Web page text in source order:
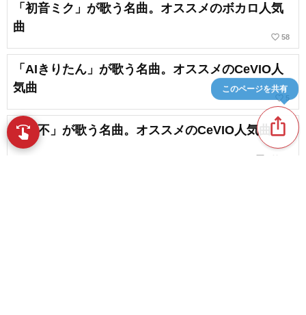
「初音ミク」が歌う名曲。オススメのボカロ人気
曲
favorite_border 58
「AIきりたん」が歌う名曲。オススメのCeVIO人
気曲
favorite_border 5
「可不」が歌う名曲。オススメのCeVIO人気曲
chat_bubble_outline
ios_share
このページを共有
swipe 指先で音楽をブラウズ